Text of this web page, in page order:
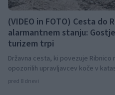
(VIDEO in FOTO) Cesta do
alarmantnem stanju:
turizem trpi
Državna cesta, ki povezuje Ribnico
opozorilih upravljavcev koče v
pred 8 dnevi